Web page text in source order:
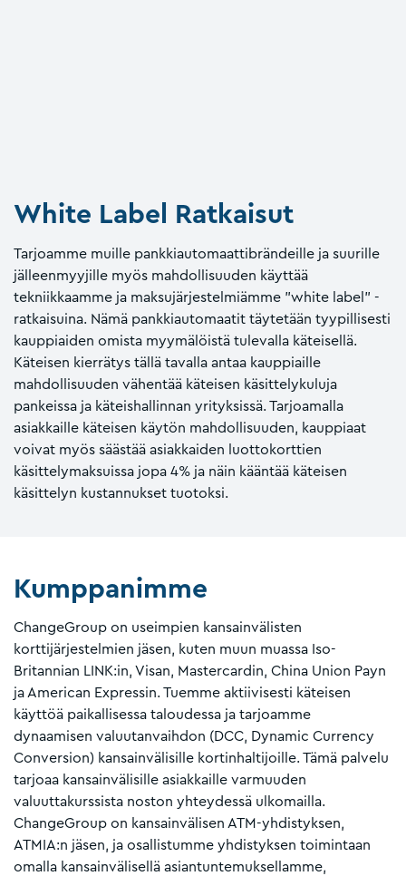
White Label Ratkaisut
Tarjoamme muille pankkiautomaattibrändeille ja suurille
jälleenmyyjille myös mahdollisuuden käyttää
tekniikkaamme ja maksujärjestelmiämme ”white label” -
ratkaisuina. Nämä pankkiautomaatit täytetään tyypillisesti
kauppiaiden omista myymälöistä tulevalla käteisellä.
Käteisen kierrätys tällä tavalla antaa kauppiaille
mahdollisuuden vähentää käteisen käsittelykuluja
pankeissa ja käteishallinnan yrityksissä. Tarjoamalla
asiakkaille käteisen käytön mahdollisuuden, kauppiaat
voivat myös säästää asiakkaiden luottokorttien
käsittelymaksuissa jopa 4% ja näin kääntää käteisen
käsittelyn kustannukset tuotoksi.
Kumppanimme
ChangeGroup on useimpien kansainvälisten
korttijärjestelmien jäsen, kuten muun muassa Iso-
Britannian LINK:in, Visan, Mastercardin, China Union Payn
ja American Expressin. Tuemme aktiivisesti käteisen
käyttöä paikallisessa taloudessa ja tarjoamme
dynaamisen valuutanvaihdon (DCC, Dynamic Currency
Conversion) kansainvälisille kortinhaltijoille. Tämä palvelu
tarjoaa kansainvälisille asiakkaille varmuuden
valuuttakurssista noston yhteydessä ulkomailla.
ChangeGroup on kansainvälisen ATM-yhdistyksen,
ATMIA:n jäsen, ja osallistumme yhdistyksen toimintaan
omalla kansainvälisellä asiantuntemuksellamme,